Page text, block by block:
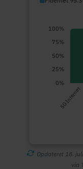
100%
75%
50%
25%
0%
5G Internet
Opdateret 18.
via